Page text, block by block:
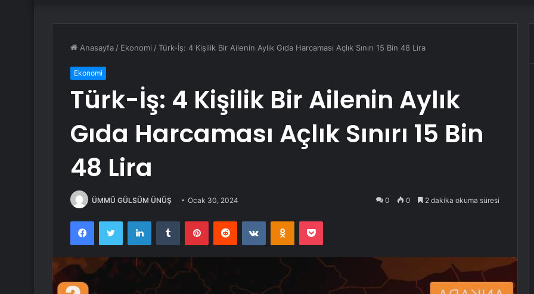
Anasayfa / Ekonomi /Türk-İş: 4 Kişilik Bir Ailenin Aylık Gıda Harcaması Açlık Sınırı 15 Bin 48 Lira
Ekonomi
Türk-İş: 4 Kişilik Bir Ailenin Aylık
Gıda Harcaması Açlık Sınırı 15 Bin
48 Lira
ÜMMÜ GÜLSÜM ÜNÜŞ Ocak 30, 2024 0 0 2 dakika okuma süresi
FacebookTwitter LinkedInTumblr PinterestReddit VKontakteOdnoklassniki
Pocket